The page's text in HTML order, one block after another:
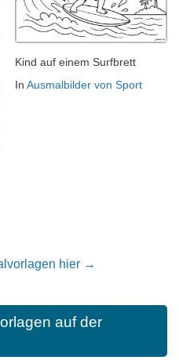
Kind auf einem Surfbrett
In Ausmalbilder von Sport
hier →
auf der